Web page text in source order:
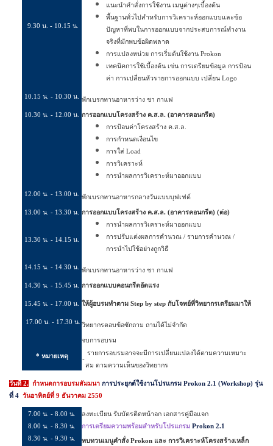
9.30 น. - 10.15 น.
แนะนำคำสั่งการใช้งาน เมนูต่างๆเบื้องต้น
พื้นฐานทั่วไปสำหรับการวิเคราะห์ออกแบบและข้อ
ปัญหาที่พบในการออกแบบจากประสบการณ์ทำงาน
จริงที่มักพบข้อผิดพลาด
การแปลงหน่วย การเริ่มต้นใช้งาน Prokon
เทคนิคการใช้เบื้องต้น เข่น การเตรียมข้อมูล การป้อน
ค่า การเปลี่ยนหัวรายการออกแบบ เปลี่ยน Logo
10.15 น. - 10.30 น. พักเบรกทานอาหารว่าง ชา กาแฟ
10.30 น. - 12.00 น. การออกแบบโครงสร้าง ค.ส.ล. (อาคารคอนกรีต)
การป้อนค่าโครงสร้าง ค.ส.ล.
การกำหนดเงื่อนไข
การใส่ Load
การวิเคราะห์
การนำผลการวิเคราะห์มาออกแบบ
12.00 น. - 13.00 น. พักเบรกทานอาหารกลางวันแบบบุฟเฟต์
13.00 น. - 13.30 น. การออกแบบโครงสร้าง ค.ส.ล. (อาคารคอนกรีต) (ต่อ)
13.30 น. - 14.15 น.
การนำผลการวิเคราะห์มาออกแบบ
การปรับแต่งผลการคำนวณ / รายการคำนวณ /
การนำไปใช้อย่างถูกวิธี
14.15 น. - 14.30 น. พักเบรกทานอาหารว่าง ชา กาแฟ
14.30 น. - 15.45 น. การออกแบบคอนกรีตอัดแรง
15.45 น. - 17.00 น. ให้ผู้อบรมทำตาม Step by step กับโจทย์ที่วิทยากรเตรียมมาให้
17.00 น. - 17.30 น. วิทยากรตอบข้อซักถาม ถามได้ไม่จำกัด
จบการอบรม
* หมายเหตุ -
รายการอบรมอาจจะมีการเปลี่ยนแปลงได้ตามความเหมาะ
สม ตามความเห็นของวิทยากร
วันที่ 2. กำหนดการอบรมสัมมนา การประยุกต์ใช้งานโปรแกรม Prokon 2.1 (Workshop) รุ่น
ที่ 4 วันอาทิตย์ที่ 9 ธันวาคม 2550
7.00 น. - 8.00 น. ลงทะเบียน รับบัตรติดหน้าอก เอกสารคู่มือแจก
8.00 น. - 8.30 น. การเตรียมความพร้อมสำหรับโปรแกรม Prokon 2.1
8.30 น. - 9.30 น. ทบทวนเมนูคำสั่ง Prokon และ การวิเคราะห์โครงสร้างเหล็ก